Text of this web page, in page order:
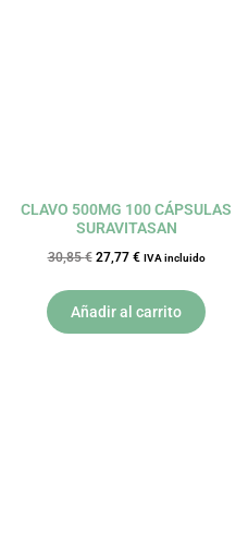
CLAVO 500MG 100 CÁPSULAS
SURAVITASAN
30,85€ 27,77 € IVA incluido
Añadir al carrito